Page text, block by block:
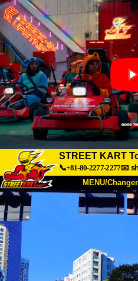
STREET KART
📞+81-80-2277-2277📧
MENU/
Entreprise